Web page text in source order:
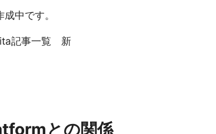
中です。
記事一覧 新
との関係